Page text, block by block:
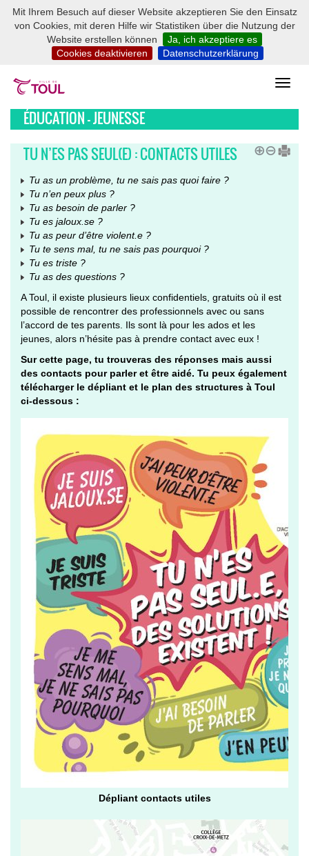
Mit Ihrem Besuch auf dieser Website akzeptieren Sie den Einsatz
von Cookies, mit deren Hilfe wir Statistiken über die Nutzung der
Website erstellen können
Ja, ich akzeptiere es
Cookies deaktivieren
Datenschutzerklärung
ÉDUCATION - JEUNESSE
TU N’ES PAS SEUL(E) : CONTACTS UTILES
Tu as un problème, tu ne sais pas quoi faire ?
Tu n’en peux plus ?
Tu as besoin de parler ?
Tu es jaloux.se ?
Tu as peur d’être violent.e ?
Tu te sens mal, tu ne sais pas pourquoi ?
Tu es triste ?
Tu as des questions ?
A Toul, il existe plusieurs lieux confidentiels, gratuits où il est
possible de rencontrer des professionnels avec ou sans
l’accord de tes parents. Ils sont là pour les ados et les
jeunes, alors n’hésite pas à prendre contact avec eux !
Sur cette page, tu trouveras des réponses mais aussi
des contacts pour parler et être aidé. Tu peux également
télécharger le dépliant et le plan des structures à Toul
ci-dessous :
Dépliant contacts utiles